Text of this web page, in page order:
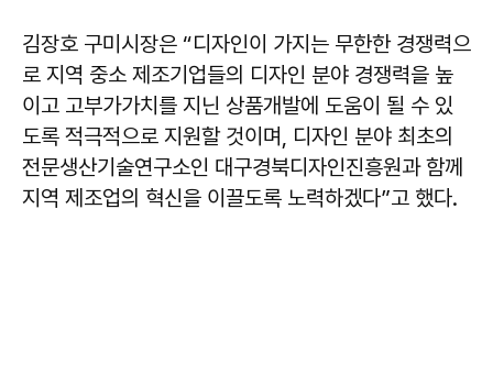
김장호 구미시장은 “디자인이 가지는 무한한 경쟁력으
로 지역 중소 제조기업들의 디자인 분야 경쟁력을 높
이고 고부가가치를 지닌 상품개발에 도움이 될 수 있
도록 적극적으로 지원할 것이며, 디자인 분야 최초의
전문생산기술연구소인 대구경북디자인진흥원과 함께
지역 제조업의 혁신을 이끌도록 노력하겠다”고 했다.